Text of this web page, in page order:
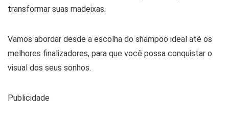
transformar suas madeixas.
Vamos abordar desde a escolha do shampoo ideal até os
melhores finalizadores, para que você possa conquistar o
visual dos seus sonhos.
Publicidade